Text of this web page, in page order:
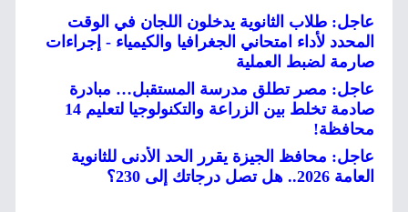
عاجل: طلاب الثانوية يدخلون اللجان في الوقت
المحدد لأداء امتحاني الجغرافيا والكيمياء - إجراءات
صارمة لضبط العملية
عاجل: مصر تطلق مدرسة المستقبل… مبادرة
صادمة تخلط بين الزراعة والتكنولوجيا لتعليم 14
محافظة!
عاجل: محافظ الجيزة يقرر الحد الأدنى للثانوية
العامة 2026.. هل تصل درجاتك إلى 230؟